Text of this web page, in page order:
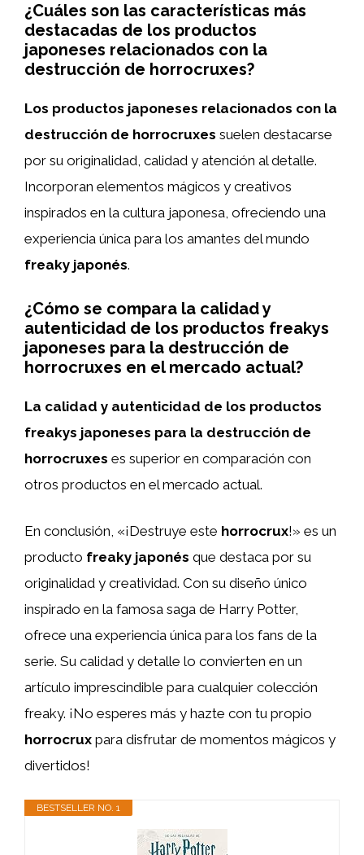
¿Cuáles son las características más
destacadas de los productos
japoneses relacionados con la
destrucción de horrocruxes?
Los productos japoneses relacionados con la
destrucción de horrocruxes suelen destacarse
por su originalidad, calidad y atención al detalle.
Incorporan elementos mágicos y creativos
inspirados en la cultura japonesa, ofreciendo una
experiencia única para los amantes del mundo
freaky japonés.
¿Cómo se compara la calidad y
autenticidad de los productos freakys
japoneses para la destrucción de
horrocruxes en el mercado actual?
La calidad y autenticidad de los productos
freakys japoneses para la destrucción de
horrocruxes es superior en comparación con
otros productos en el mercado actual.
En conclusión, «¡Destruye este horrocrux!» es un
producto freaky japonés que destaca por su
originalidad y creatividad. Con su diseño único
inspirado en la famosa saga de Harry Potter,
ofrece una experiencia única para los fans de la
serie. Su calidad y detalle lo convierten en un
artículo imprescindible para cualquier colección
freaky. ¡No esperes más y hazte con tu propio
horrocrux para disfrutar de momentos mágicos y
divertidos!
BESTSELLER NO. 1